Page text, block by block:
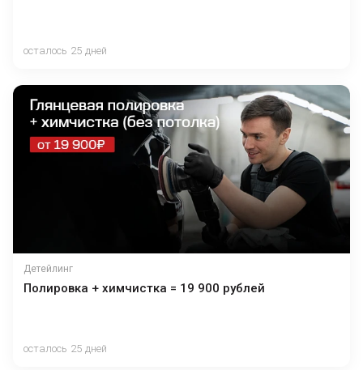
осталось 25 дней
Детейлинг
Полировка + химчистка = 19 900 рублей
осталось 25 дней